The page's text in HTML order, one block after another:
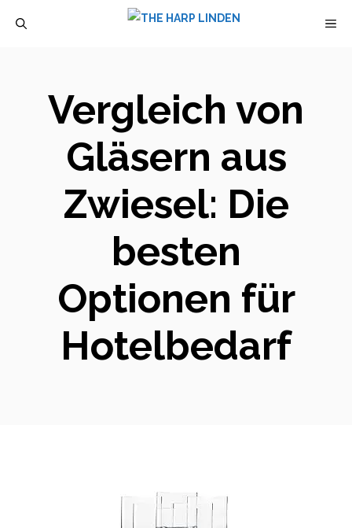
Vergleich von
Gläsern aus
Zwiesel: Die
besten
Optionen für
Hotelbedarf